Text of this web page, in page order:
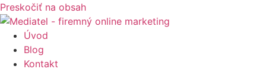
Preskočiť na obsah
Úvod
Blog
Kontakt